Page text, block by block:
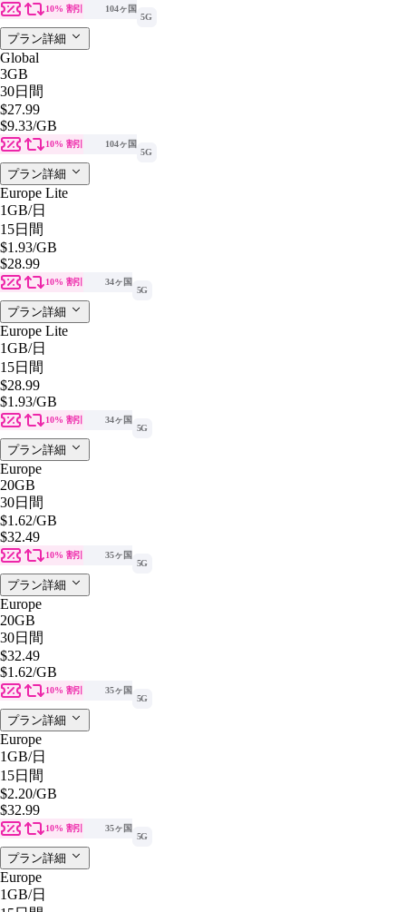
10% 割引
104ヶ国
5G
プラン詳細
Global
3GB
30日間
$27.99
$9.33/GB
10% 割引
104ヶ国
5G
プラン詳細
Europe Lite
1GB/日
15日間
$1.93/GB
$28.99
10% 割引
34ヶ国
5G
プラン詳細
Europe Lite
1GB/日
15日間
$28.99
$1.93/GB
10% 割引
34ヶ国
5G
プラン詳細
Europe
20GB
30日間
$1.62/GB
$32.49
10% 割引
35ヶ国
5G
プラン詳細
Europe
20GB
30日間
$32.49
$1.62/GB
10% 割引
35ヶ国
5G
プラン詳細
Europe
1GB/日
15日間
$2.20/GB
$32.99
10% 割引
35ヶ国
5G
プラン詳細
Europe
1GB/日